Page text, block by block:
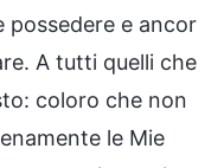
possedere e ancor
A tutti quelli che
coloro che non
le Mie